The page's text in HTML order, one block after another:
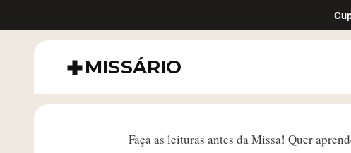
MISSÁRIO
Faça as leituras antes da Missa! Quer